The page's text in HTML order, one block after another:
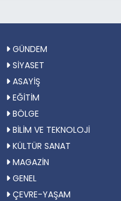
GÜNDEM
SİYASET
ASAYİŞ
EĞİTİM
BÖLGE
BİLİM VE TEKNOLOJİ
KÜLTÜR SANAT
MAGAZİN
GENEL
ÇEVRE-YAŞAM